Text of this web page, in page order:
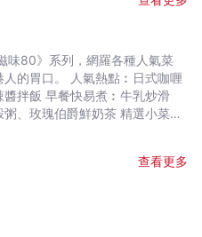
味80》系列，網羅各種人氣菜
熱點︰日式咖喱
拌飯 早餐快易煮︰牛乳炒滑
、玫瑰伯爵鮮奶茶 精選小菜︰
銀杏炒鮮淮山 簡易靚湯︰節瓜
煲螺頭 免焗甜品︰木瓜燉鮮
芒果糯米糍 超過七成食
講解製作秘訣，並有1-2款食材
查看更多